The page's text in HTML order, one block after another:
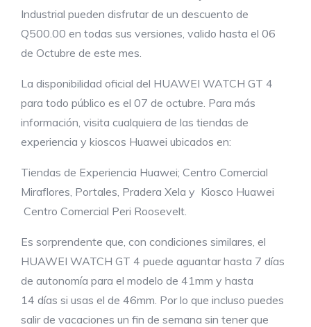
Industrial pueden disfrutar de un descuento de
Q500.00 en todas sus versiones, valido hasta el 06
de Octubre de este mes.
La disponibilidad oficial del HUAWEI WATCH GT 4
para todo público es el 07 de octubre. Para más
información, visita cualquiera de las tiendas de
experiencia y kioscos Huawei ubicados en:
Tiendas de Experiencia Huawei; Centro Comercial
Miraflores, Portales, Pradera Xela y Kiosco Huawei
Centro Comercial Peri Roosevelt.
Es sorprendente que, con condiciones similares, el
HUAWEI WATCH GT 4 puede aguantar hasta 7 días
de autonomía para el modelo de 41mm y hasta
14 días si usas el de 46mm. Por lo que incluso puedes
salir de vacaciones un fin de semana sin tener que